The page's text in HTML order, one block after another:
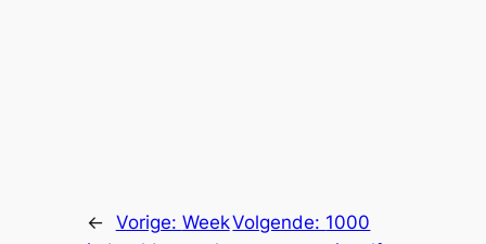
← Vorige: WeekVolgende: 1000